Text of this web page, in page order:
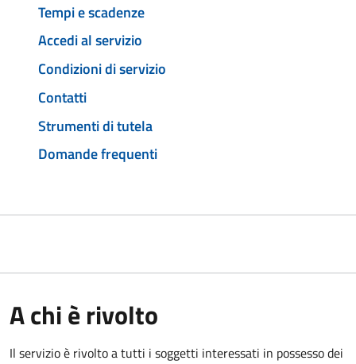
Tempi e scadenze
Accedi al servizio
Condizioni di servizio
Contatti
Strumenti di tutela
Domande frequenti
A chi è rivolto
Il servizio è rivolto a tutti i soggetti interessati in possesso dei